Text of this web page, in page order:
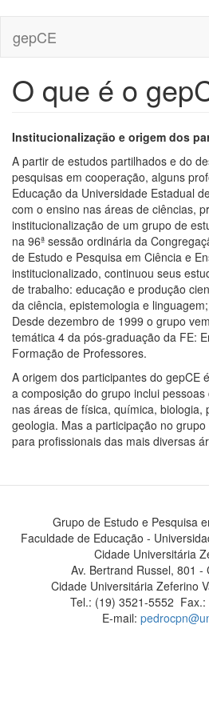
main
gepCE
O que é o
Institucionalização e origem dos
A partir de estudos partilhados e do
pesquisas em cooperação, alguns
Educação da Universidade Estadual
com o ensino nas áreas de ciências,
institucionalização de um grupo de
na 96ª sessão ordinária da
de Estudo e Pesquisa em Ciência e
institucionalizado, continuou seus
de trabalho: educação e produção
da ciência, epistemologia e
Desde dezembro de 1999 o grupo
temática 4 da pós-graduação da FE:
Formação de Professores.
A origem dos participantes do gepCE
a composição do grupo inclui
nas áreas de física, química, biologia,
geologia. Mas a participação no
para profissionais das mais diversas
Grupo de Estudo e Pesquisa
Faculdade de Educação -
Cidade Universitária
Av. Bertrand Russel, 801 -
Cidade Universitária Zeferino
Tel.: (19) 3521-5552 Fax.:
E-mail: